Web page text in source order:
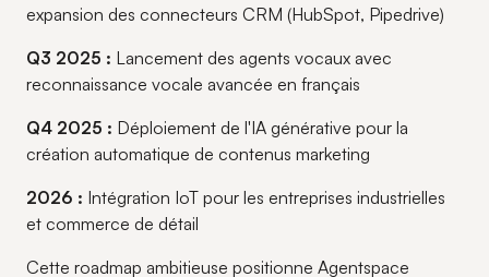
expansion des connecteurs CRM (HubSpot, Pipedrive)
Q3 2025 : Lancement des agents vocaux avec
reconnaissance vocale avancée en français
Q4 2025 : Déploiement de l'IA générative pour la
création automatique de contenus marketing
2026 : Intégration IoT pour les entreprises industrielles
et commerce de détail
Cette roadmap ambitieuse positionne Agentspace